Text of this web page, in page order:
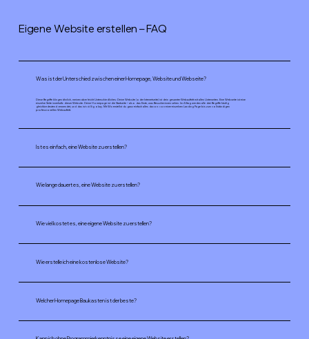
Eigene Website erstellen – FAQ
Was ist der Unterschied zwischen einer Homepage, Website und Webseite?
Diese Begriffe klingen ähnlich, meinen aber leicht Unterschiedliches: Deine Website (oder Internetseite) ist dein gesamter Webauftritt mit allen Unterseiten. Eine Webseite ist eine
einzelne Seite innerhalb dieser Website. Deine Homepage ist die Startseite – also das Erste, was Besucher:innen sehen. Im Alltag werden alle drei Begriffe häufig
gleichbedeutend verwendet, und das ist völlig okay. Mit Wix erstellst du ganz einfach alles davon: von einer einzelnen Landing Page bis zum vollständigen
professionellen Webauftritt.
Ist es einfach, eine Website zu erstellen?
Wie lange dauert es, eine Website zu erstellen?
Wie viel kostet es, eine eigene Website zu erstellen?
Wie erstelle ich eine kostenlose Website?
Welcher Homepage Baukasten ist der beste?